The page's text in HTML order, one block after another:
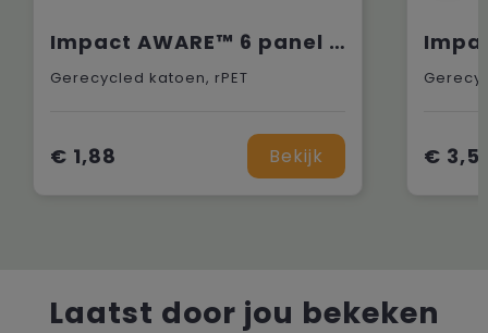
Impact AWARE™ 6 panel 280gr recycled katoen cap met bies
Gerecycled katoen, rPET
€ 1,88 Bekijk €
Laatst door jou bekeken